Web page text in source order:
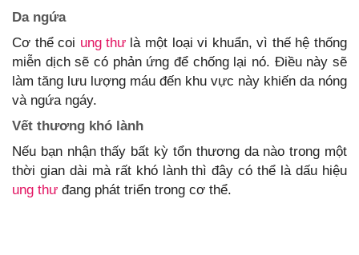
Da ngứa
Cơ thể coi ung thưlà một loại vi khuẩn, vì thế hệ thống
miễn dịch sẽ có phản ứng để chống lại nó. Điều này sẽ
làm tăng lưu lượng máu đến khu vực này khiến da nóng
và ngứa ngáy.
Vết thương khó lành
Nếu bạn nhận thấy bất kỳ tổn thương da nào trong một
thời gian dài mà rất khó lành thì đây có thể là dấu hiệu
ung thư đang phát triển trong cơ thể.